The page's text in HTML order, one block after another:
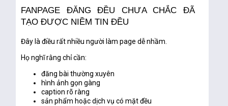
FANPAGE ĐĂNG ĐỀU CHƯA CHẮC ĐÃ
TẠO ĐƯỢC NIỀM TIN ĐỀU
Đây là điều rất nhiều người làm page dễ nhầm.
Họ nghĩ rằng chỉ cần:
đăng bài thường xuyên
hình ảnh gọn gàng
caption rõ ràng
sản phẩm hoặc dịch vụ có mặt đều